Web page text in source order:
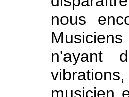
nous
n'ayant